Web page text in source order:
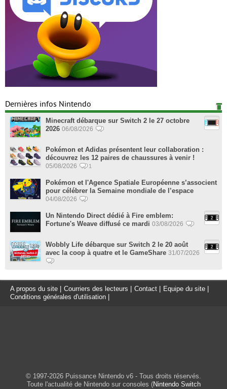
Dernières infos Nintendo
Minecraft débarque sur Switch 2 le 27 octobre
2026 06/08/2026
Pokémon et Adidas présentent leur collaboration :
découvrez les 12 paires de chaussures à venir !
05/08/2026 1
Pokémon et l'Agence Spatiale Européenne s’associent
pour célébrer la Semaine mondiale de l’espace
04/08/2026
Un Nintendo Direct dédié à Fire emblem:
Fortune's Weave diffusé ce mardi 03/08/2026
Wobbly Life débarque sur Switch 2 le 20 août
avec la coop à quatre et le GameShare 31/07/2026
A propos du site Courriers des lecteurs Contact Equipe du site
Conditions générales d'utilisation
© 1997-2026 Puissance Nintendo v6 - Tous droits réservés.
Toute l'actualité de Nintendo sur consoles (Nintendo Switch